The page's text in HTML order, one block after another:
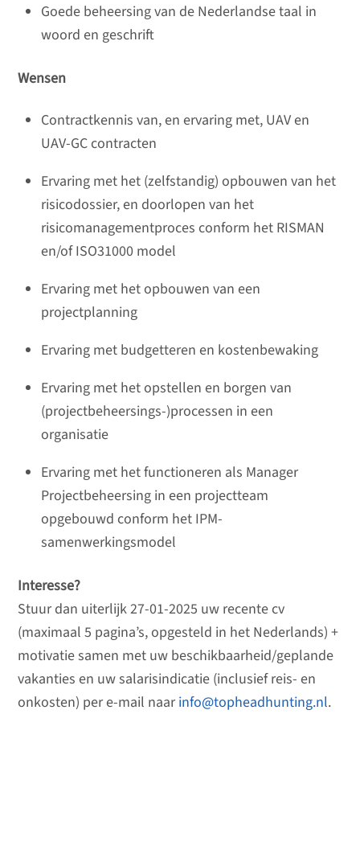
Goede beheersing van de Nederlandse taal in
woord en geschrift
Wensen
Contractkennis van, en ervaring met, UAV en
UAV-GC contracten
Ervaring met het (zelfstandig) opbouwen van het
risicodossier, en doorlopen van het
risicomanagementproces conform het RISMAN
en/of ISO31000 model
Ervaring met het opbouwen van een
projectplanning
Ervaring met budgetteren en kostenbewaking
Ervaring met het opstellen en borgen van
(projectbeheersings-)processen in een
organisatie
Ervaring met het functioneren als Manager
Projectbeheersing in een projectteam
opgebouwd conform het IPM-
samenwerkingsmodel
Interesse?
Stuur dan uiterlijk 27-01-2025 uw recente cv
(maximaal 5 pagina’s, opgesteld in het Nederlands) +
motivatie samen met uw beschikbaarheid/geplande
vakanties en uw salarisindicatie (inclusief reis- en
onkosten) per e-mail naarinfo@topheadhunting.nl.